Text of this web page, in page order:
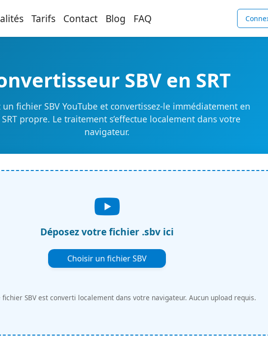
Tarifs Contact Blog FAQ
SBV en SRT
fichier SBV YouTube et convertissez-le immédiatement en
propre. Le traitement s’effectue localement dans votre
navigateur.
Déposez votre fichier .sbv ici
Choisir un fichier SBV
fichier SBV est converti localement dans votre navigateur. Aucun upload requis.